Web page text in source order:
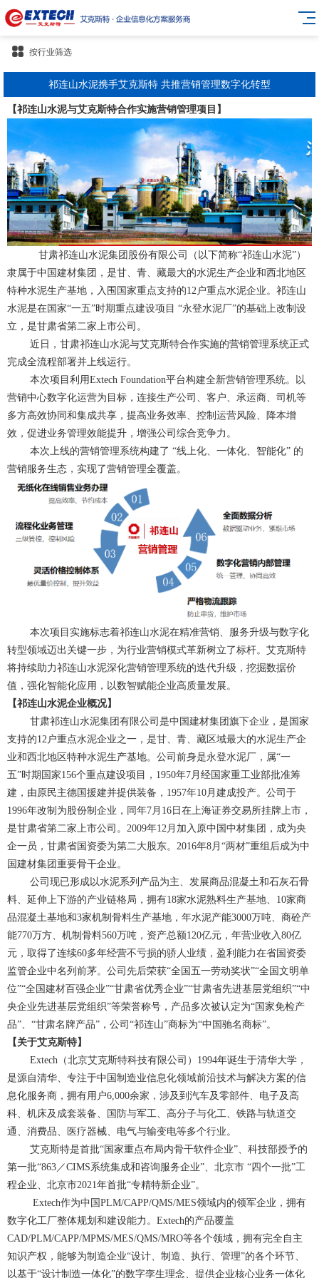
按行业筛选
祁连山水泥携手艾克斯特 共推营销管理数字化转型
【祁连山水泥与艾克斯特合作实施营销管理项目】
甘肃祁连山水泥集团股份有限公司（以下简称“祁连山水泥”）
隶属于中国建材集团，是甘、青、藏最大的水泥生产企业和西北地区
特种水泥生产基地，入围国家重点支持的12户重点水泥企业。祁连山
水泥是在国家“一五”时期重点建设项目 “永登水泥厂”的基础上改制设
立，是甘肃省第二家上市公司。
近日，甘肃祁连山水泥与艾克斯特合作实施的营销管理系统正式
完成全流程部署并上线运行。
本次项目利用Extech Foundation平台构建全新营销管理系统。以
营销中心数字化运营为目标，连接生产公司、客户、承运商、司机等
多方高效协同和集成共享，提高业务效率、控制运营风险、降本增
效，促进业务管理效能提升，增强公司综合竞争力。
本次上线的营销管理系统构建了 “线上化、一体化、智能化” 的
营销服务生态，实现了营销管理全覆盖。
本次项目实施标志着祁连山水泥在精准营销、服务升级与数字化
转型领域迈出关键一步，为行业营销模式革新树立了标杆。艾克斯特
将持续助力祁连山水泥深化营销管理系统的迭代升级，挖掘数据价
值，强化智能化应用，以数智赋能企业高质量发展。
【祁连山水泥企业概况】
甘肃祁连山水泥集团有限公司是中国建材集团旗下企业，是国家
支持的12户重点水泥企业之一，是甘、青、藏区域最大的水泥生产企
业和西北地区特种水泥生产基地。公司前身是永登水泥厂，属“一
五”时期国家156个重点建设项目，1950年7月经国家重工业部批准筹
建，由原民主德国援建并提供装备，1957年10月建成投产。公司于
1996年改制为股份制企业，同年7月16日在上海证券交易所挂牌上市，
是甘肃省第二家上市公司。2009年12月加入原中国中材集团，成为央
企一员，甘肃省国资委为第二大股东。2016年8月“两材”重组后成为中
国建材集团重要骨干企业。
公司现已形成以水泥系列产品为主、发展商品混凝土和石灰石骨
料、延伸上下游的产业链格局，拥有18家水泥熟料生产基地、10家商
品混凝土基地和3家机制骨料生产基地，年水泥产能3000万吨、商砼产
能770万方、机制骨料560万吨，资产总额120亿元，年营业收入80亿
元，取得了连续60多年经营不亏损的骄人业绩，盈利能力在省国资委
监管企业中名列前茅。公司先后荣获“全国五一劳动奖状”“全国文明单
位”“全国建材百强企业”“甘肃省优秀企业”“甘肃省先进基层党组织”“中
央企业先进基层党组织”等荣誉称号，产品多次被认定为“国家免检产
品”、“甘肃名牌产品”，公司“祁连山”商标为“中国驰名商标”。
【关于艾克斯特】
Extech（北京艾克斯特科技有限公司）1994年诞生于清华大学，
是源自清华、专注于中国制造业信息化领域前沿技术与解决方案的信
息化服务商，拥有用户6,000余家，涉及到汽车及零部件、电子及高
科、机床及成套装备、国防与军工、高分子与化工、铁路与轨道交
通、消费品、医疗器械、电气与输变电等多个行业。
艾克斯特是首批“国家重点布局内骨干软件企业”、科技部授予的
第一批“863／CIMS系统集成和咨询服务企业”、北京市 “四个一批”工
程企业、北京市2021年首批“专精特新企业”。
Extech作为中国PLM/CAPP/QMS/MES领域内的领军企业，拥有
数字化工厂整体规划和建设能力。Extech的产品覆盖
CAD/PLM/CAPP/MPMS/MES/QMS/MRO等各个领域，拥有完全自主
知识产权，能够为制造企业“设计、制造、执行、管理”的各个环节、
以基于“设计制造一体化”的数字孪生理念、提供企业核心业务一体化